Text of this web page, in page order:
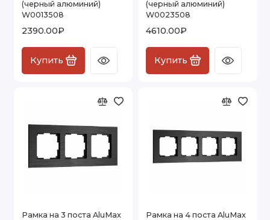
Показать все
(черный алюминий)
W0013508
2390.00₽
Купить
(черный алюминий)
W0023508
4610.00₽
Купить
Рамка на 3 поста AluMax
Рамка на 4 поста AluMax